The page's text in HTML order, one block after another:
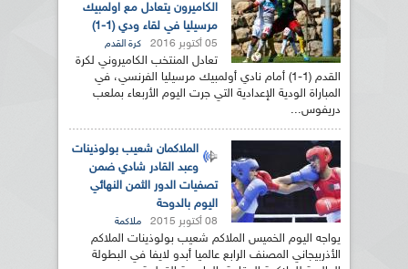
الكاميرون يتعادل مع اولمبيك
مرسيليا في لقاء ودي (1-1)
05 أكتوبر 2016 كرة القدم
تعادل المنتخب الكاميروني لكرة
القدم (1-1) أمام نادي أولمبيك مرسيليا الفرنسي، في
المباراة الودية الإعدادية التي جرت اليوم الأربعاء بملعب
دريفوس...
الملاكمان شعيب بولوذينات
وعبد القادر شادي ضمن
تصفيات الدور الثمن النهائي
اليوم بالدوحة
08 أكتوبر 2015 ملاكمة
يواجه اليوم الخميس الملاكم شعيب بولوذينات الملاكم
الأذربيجاني المصنف الرابع عالميا أبدو لايفا في البطولة